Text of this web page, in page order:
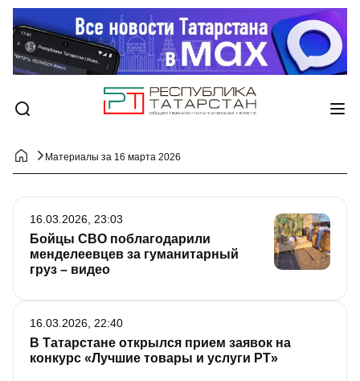
Материалы за 16 марта 2026
Бойцы СВО поблагодарили
менделеевцев за гуманитарный
груз – видео
16.03.2026, 23:03
В Татарстане открылся прием заявок на
конкурс «Лучшие товары и услуги РТ»
16.03.2026, 22:40